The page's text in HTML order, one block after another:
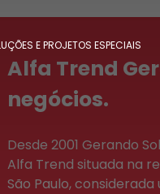
E PROJETOS ESPECIAIS
Alfa Trend
negócios.
Desde 2001 Gerando
Alfa Trend situada na
São Paulo,